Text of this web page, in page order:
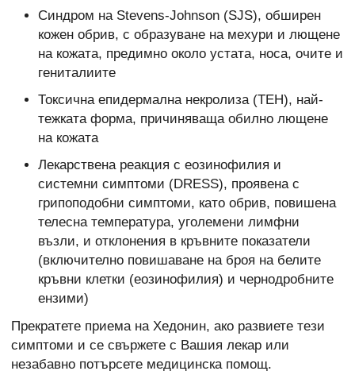
Синдром на Stevens-Johnson (SJS), обширен
кожен обрив, с образуване на мехури и лющене
на кожата, предимно около устата, носа, очите и
гениталиите
Токсична епидермална некролиза (ТЕН), най-
тежката форма, причиняваща обилно лющене
на кожата
Лекарствена реакция с еозинофилия и
системни симптоми (DRESS), проявена с
грипоподобни симптоми, като обрив, повишена
телесна температура, уголемени лимфни
възли, и отклонения в кръвните показатели
(включително повишаване на броя на белите
кръвни клетки (еозинофилия) и чернодробните
ензими)
Прекратете приема на Хедонин, ако развиете тези
симптоми и се свържете с Вашия лекар или
незабавно потърсете медицинска помощ.